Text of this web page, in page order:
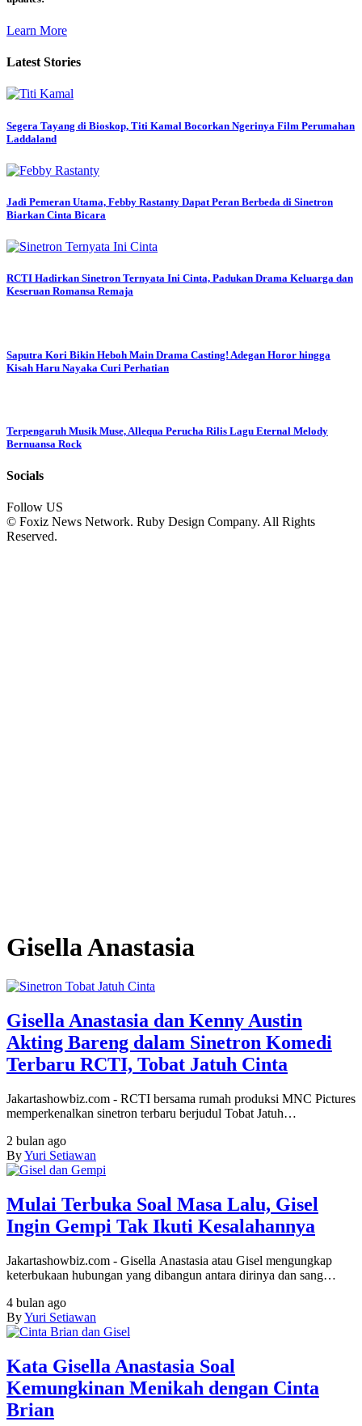
Learn More
Latest Stories
Segera Tayang di Bioskop, Titi Kamal Bocorkan Ngerinya Film Perumahan
Laddaland
Jadi Pemeran Utama, Febby Rastanty Dapat Peran Berbeda di Sinetron
Biarkan Cinta Bicara
RCTI Hadirkan Sinetron Ternyata Ini Cinta, Padukan Drama Keluarga dan
Keseruan Romansa Remaja
Saputra Kori Bikin Heboh Main Drama Casting! Adegan Horor hingga
Kisah Haru Nayaka Curi Perhatian
Terpengaruh Musik Muse, Allequa Perucha Rilis Lagu Eternal Melody
Bernuansa Rock
Socials
Follow US
© Foxiz News Network. Ruby Design Company. All Rights
Reserved.
Gisella Anastasia
Gisella Anastasia dan Kenny Austin
Akting Bareng dalam Sinetron Komedi
Terbaru RCTI, Tobat Jatuh Cinta
Jakartashowbiz.com - RCTI bersama rumah produksi MNC Pictures
memperkenalkan sinetron terbaru berjudul Tobat Jatuh…
2 bulan ago
ByYuri Setiawan
Mulai Terbuka Soal Masa Lalu, Gisel
Ingin Gempi Tak Ikuti Kesalahannya
Jakartashowbiz.com - Gisella Anastasia atau Gisel mengungkap
keterbukaan hubungan yang dibangun antara dirinya dan sang…
4 bulan ago
ByYuri Setiawan
Kata Gisella Anastasia Soal
Kemungkinan Menikah dengan Cinta
Brian